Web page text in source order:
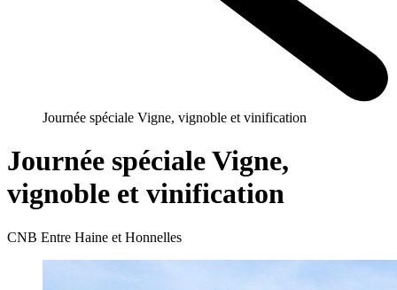
Journée spéciale Vigne, vignoble et vinification
Journée spéciale Vigne,
vignoble et vinification
CNB Entre Haine et Honnelles